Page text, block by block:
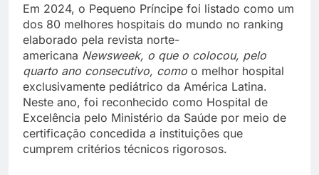
Em 2024, o Pequeno Príncipe foi listado como um
dos 80 melhores hospitais do mundo no ranking
elaborado pela revista norte-
americana Newsweek, o que o colocou, pelo
quarto ano consecutivo, como o melhor hospital
exclusivamente pediátrico da América Latina.
Neste ano, foi reconhecido como Hospital de
Excelência pelo Ministério da Saúde por meio de
certificação concedida a instituições que
cumprem critérios técnicos rigorosos.